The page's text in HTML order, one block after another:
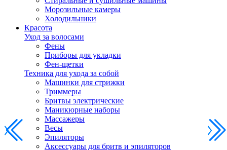
Морозильные камеры
Холодильники
Красота
Уход за волосами
Фены
Приборы для укладки
Фен-щетки
Техника для ухода за собой
Машинки для стрижки
Триммеры
Бритвы электрические
Маникюрные наборы
Массажеры
Весы
Эпиляторы
Аксессуары для бритв и эпиляторов